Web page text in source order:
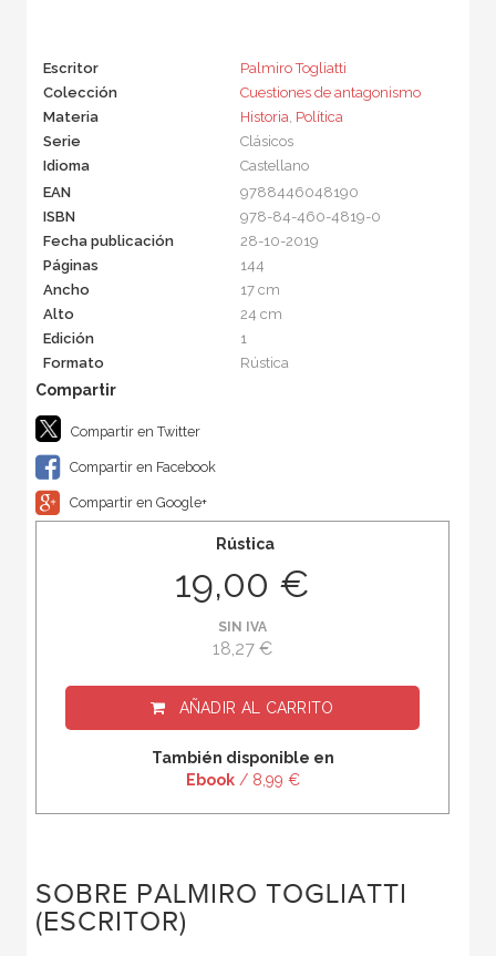
Escritor
Palmiro Togliatti
Colección
Cuestiones de antagonismo
Materia
Historia, Política
Serie
Clásicos
Idioma
Castellano
EAN
9788446048190
ISBN
978-84-460-4819-0
Fecha publicación
28-10-2019
Páginas
144
Ancho
17 cm
Alto
24 cm
Edición
1
Formato
Rústica
Compartir en Twitter
Compartir en Facebook
Compartir en Google+
Rústica
19,00 €
SIN IVA
18,27 €
AÑADIR AL CARRITO
También disponible en
Ebook/ 8,99 €
SOBRE PALMIRO TOGLIATTI
(ESCRITOR)